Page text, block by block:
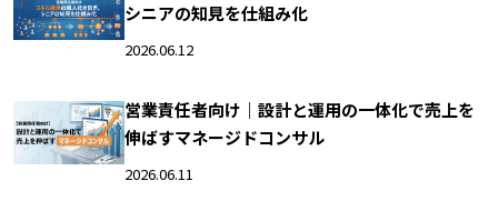
シニアの知見を仕組み化
2026.06.12
営業責任者向け｜設計と運用の一体化で売上を
伸ばすマネージドコンサル
2026.06.11